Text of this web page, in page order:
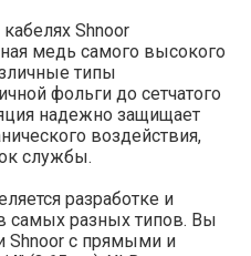
Shnoor
медь самого высокого
типы
фольги до сетчатого
надежно защищает
воздействия,
службы.
разработке и
самых разных типов. Вы
Shnoor с прямыми и